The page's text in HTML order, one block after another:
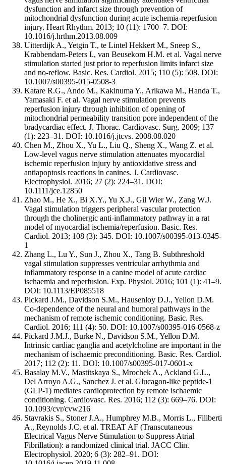
dysfunction and infarct size through prevention of
mitochondrial dysfunction during acute ischemia-reperfusion
injury. Heart Rhythm. 2013; 10 (11): 1700–7. DOI:
10.1016/j.hrthm.2013.08.009
Uitterdijk A., Yetgin T., te Lintel Hekkert M., Sneep S.,
Krabbendam-Peters I., van Beusekom H.M. et al. Vagal nerve
stimulation started just prior to reperfusion limits infarct size
and no-reflow. Basic. Res. Cardiol. 2015; 110 (5): 508. DOI:
10.1007/s00395-015-0508-3
Katare R.G., Ando M., Kakinuma Y., Arikawa M., Handa T.,
Yamasaki F. et al. Vagal nerve stimulation prevents
reperfusion injury through inhibition of opening of
mitochondrial permeability transition pore independent of the
bradycardiac effect. J. Thorac. Cardiovasc. Surg. 2009; 137
(1): 223–31. DOI: 10.1016/j.jtcvs. 2008.08.020
Chen M., Zhou X., Yu L., Liu Q., Sheng X., Wang Z. et al.
Low-level vagus nerve stimulation attenuates myocardial
ischemic reperfusion injury by antioxidative stress and
antiapoptosis reactions in canines. J. Cardiovasc.
Electrophysiol. 2016; 27 (2): 224–31. DOI:
10.1111/jce.12850
Zhao M., He X., Bi X.Y., Yu X.J., Gil Wier W., Zang W.J.
Vagal stimulation triggers peripheral vascular protection
through the cholinergic anti-inflammatory pathway in a rat
model of myocardial ischemia/reperfusion. Basic. Res.
Cardiol. 2013; 108 (3): 345. DOI: 10.1007/s00395-013-0345-
1
Zhang L., Lu Y., Sun J., Zhou X., Tang B. Subthreshold
vagal stimulation suppresses ventricular arrhythmia and
inflammatory response in a canine model of acute cardiac
ischaemia and reperfusion. Exp. Physiol. 2016; 101 (1): 41–9.
DOI: 10.1113/EP085518
Pickard J.M., Davidson S.M., Hausenloy D.J., Yellon D.M.
Co-dependence of the neural and humoral pathways in the
mechanism of remote ischemic conditioning. Basic. Res.
Cardiol. 2016; 111 (4): 50. DOI: 10.1007/s00395-016-0568-z
Pickard J.M.J., Burke N., Davidson S.M., Yellon D.M.
Intrinsic cardiac ganglia and acetylcholine are important in the
mechanism of ischaemic preconditioning. Basic. Res. Cardiol.
2017; 112 (2): 11. DOI: 10.1007/s00395-017-0601-x
Basalay M.V., Mastitskaya S., Mrochek A., Ackland G.L.,
Del Arroyo A.G., Sanchez J. et al. Glucagon-like peptide-1
(GLP-1) mediates cardioprotection by remote ischaemic
conditioning. Cardiovasc. Res. 2016; 112 (3): 669–76. DOI:
10.1093/cvr/cvw216
Stavrakis S., Stoner J.A., Humphrey M.B., Morris L., Filiberti
A., Reynolds J.C. et al. TREAT AF (Transcutaneous
Electrical Vagus Nerve Stimulation to Suppress Atrial
Fibrillation): a randomized clinical trial. JACC Clin.
Electrophysiol. 2020; 6 (3): 282–91. DOI: